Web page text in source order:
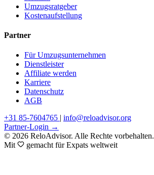
Umzugsratgeber
Kostenaufstellung
Partner
Für Umzugsunternehmen
Dienstleister
Affiliate werden
Karriere
Datenschutz
AGB
+31 85-7604765 | info@reloadvisor.org
Partner-Login →
© 2026 ReloAdvisor. Alle Rechte vorbehalten.
Mit
gemacht für Expats weltweit